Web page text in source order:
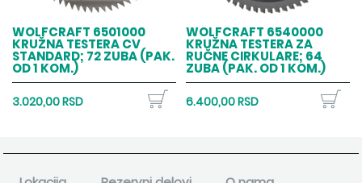
WOLFCRAFT 6501000
KRUŽNA TESTERA CV
STANDARD; 72 ZUBA (PAK.
OD 1 KOM.)
3.020,00 RSD
WOLFCRAFT 6540000
KRUŽNA TESTERA ZA
RUČNE CIRKULARE; 64
ZUBA (PAK. OD 1 KOM.)
6.400,00 RSD